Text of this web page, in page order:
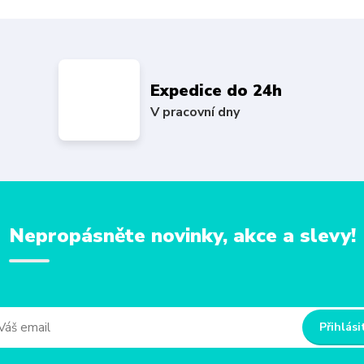
Expedice do 24h
V pracovní dny
Nepropásněte novinky, akce a slevy!